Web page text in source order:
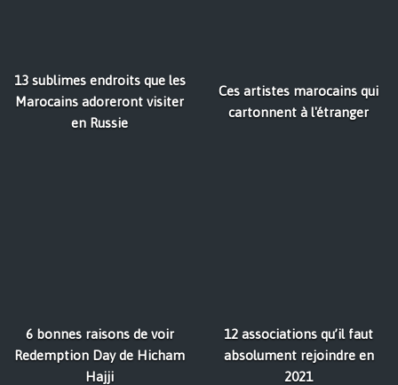
13 sublimes endroits que les
Marocains adoreront visiter
en Russie
Ces artistes marocains qui
cartonnent à l'étranger
6 bonnes raisons de voir
Redemption Day de Hicham
Hajji
12 associations qu’il faut
absolument rejoindre en
2021